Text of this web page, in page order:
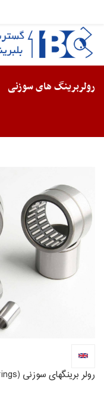
رولربرینگ های سوزنی
رولر برینگ‏های سوزنی (Needle Roller Bearings)